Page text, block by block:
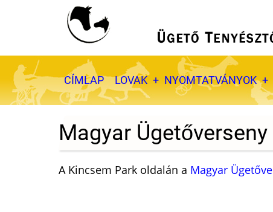
Fő
navigáció
CÍMLAP LOVAK NYOMTATVÁNYOK
Magyar
A Kincsem Park oldalán a Magyar